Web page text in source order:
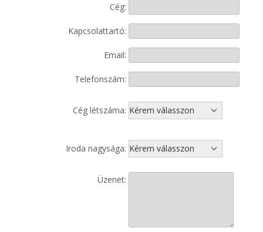
Cég:
Kapcsolattartó:
Email:
Telefonszám:
Cég létszáma:
Iroda nagysága:
Üzenet: